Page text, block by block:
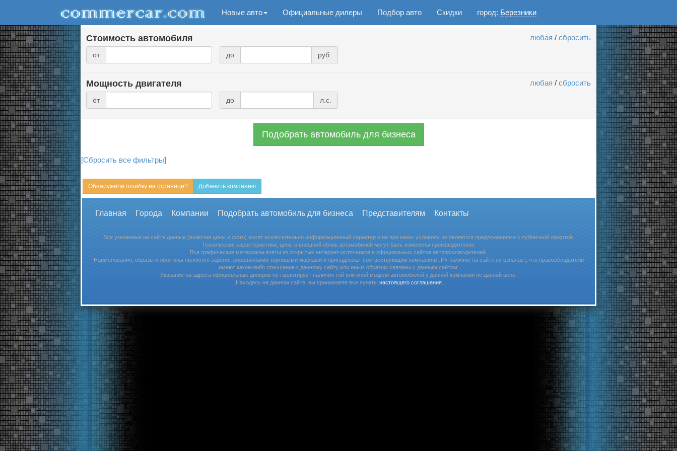
Новые авто Официальные дилеры Подбор авто Скидки город: Березники
Стоимость автомобиля любая / сбросить
от до руб.
Мощность двигателя любая / сбросить
от до л.с.
Подобрать автомобиль для бизнеса
[Сбросить все фильтры]
Обнаружили ошибку на странице? Добавить компанию
Главная Города Компании Подобрать автомобиль для бизнеса Представителям Контакты
Все указанные на сайте данные (включая цены и фото) носят исключительно информационный характер и ни при каких условиях не являются предложениями с публичной офертой.
Технические характеристики, цены и внешний облик автомобилей могут быть изменены производителем.
Все графические материалы взяты из открытых интернет-источников и официальных сайтов автопроизводителей.
Наименования, образы и логотипы являются зарегистрированными торговыми марками и принадлежат соотвествующим компаниям. Их наличие на сайте не означает, что правообладатели
имеют какое-либо отношение к данному сайту или иным образом связаны с данным сайтом.
Указание на адреса официальных дилеров не гарантирует наличия той или иной модели автомобилей у данной компании по данной цене.
Находясь на данном сайте, вы принимаете все пункты настоящего соглашения